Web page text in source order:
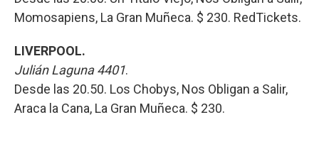
Momosapiens, La Gran Muñeca. $ 230. RedTickets.
LIVERPOOL.
Julián Laguna 4401.
Desde las 20.50. Los Chobys, Nos Obligan a Salir,
Araca la Cana, La Gran Muñeca. $ 230.